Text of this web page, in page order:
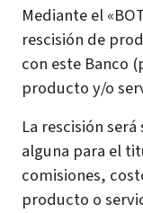
Mediante el
rescisión de
con este Banco
producto y/o
La rescisión
alguna para el
comisiones,
producto o